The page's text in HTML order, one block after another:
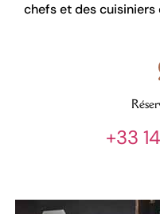
chefs et des cuisiniers
+33